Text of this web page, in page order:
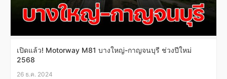
เปิดแล้ว! Motorway M81 บางใหญ่-กาญจนบุรี ช่วงปีใหม่
2568
26 ธ.ค. 2024